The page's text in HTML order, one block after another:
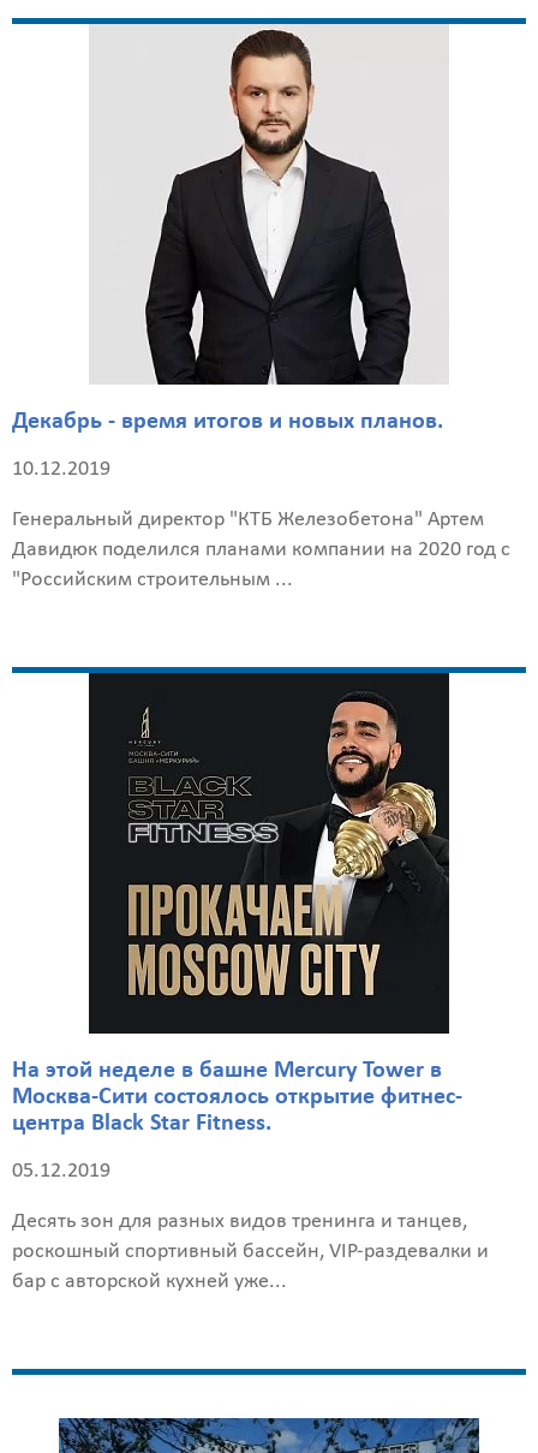
Декабрь - время итогов и новых планов.
10.12.2019
Генеральный директор "КТБ Железобетона" Артем
Давидюк поделился планами компании на 2020 год с
"Российским строительным ...
На этой неделе в башне Mercury Tower в
Москва-Сити состоялось открытие фитнес-
центра Black Star Fitness.
05.12.2019
Десять зон для разных видов тренинга и танцев,
роскошный спортивный бассейн, VIP-раздевалки и
бар с авторской кухней уже...